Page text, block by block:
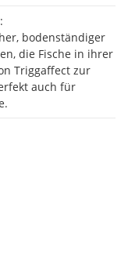
bodenständiger
die Fische in ihrer
Triggaffect zur
auch für